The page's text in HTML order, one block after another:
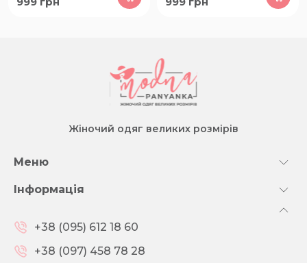
Жіночий одяг великих розмірів
Меню
Інформація
+38 (095) 612 18 60
+38 (097) 458 78 28